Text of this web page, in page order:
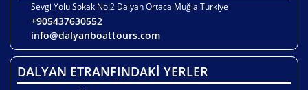
Sevgi Yolu Sokak No:2 Dalyan Ortaca Muğla Turkiye
+905437630552
info@dalyanboattours.com
DALYAN ETRANFINDAKİ YERLER